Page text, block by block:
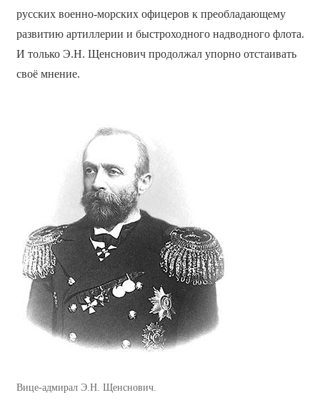
русских военно-морских офицеров к преобладающему
развитию артиллерии и быстроходного надводного флота.
И только Э.Н. Щенснович продолжал упорно отстаивать
своё мнение.
Вице-адмирал Э.Н. Щенснович.